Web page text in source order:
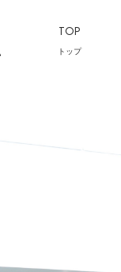
TOP
トップ